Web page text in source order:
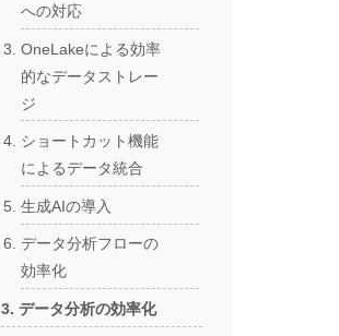
への対応
OneLakeによる効率
的なデータストレー
ジ
ショートカット機能
によるデータ統合
生成AIの導入
データ分析フローの
効率化
3. データ分析の効率化